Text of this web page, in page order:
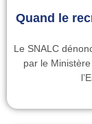
Quand le
Le SNALC
par le